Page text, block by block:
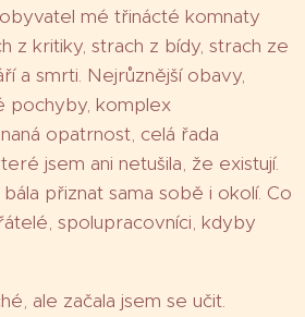
mé třinácté komnaty
z kritiky, strach z bídy, strach ze
a smrti. Nejrůznější obavy,
pochyby, komplex
opatrnost, celá řada
jsem ani netušila, že existují.
přiznat sama sobě i okolí. Co
spolupracovníci, kdyby
ale začala jsem se učit.